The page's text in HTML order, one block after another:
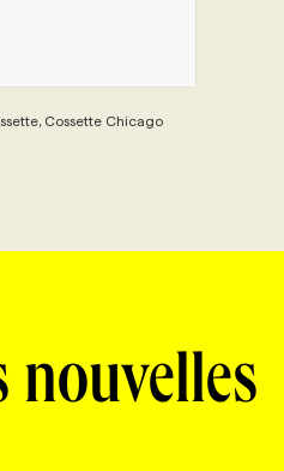
Cossette Chicago
nouvelles